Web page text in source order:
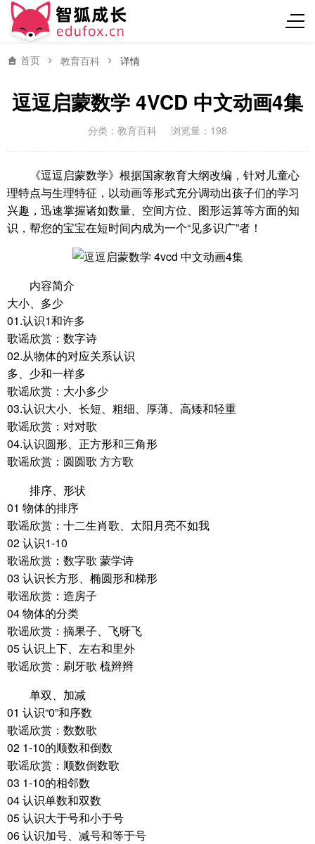
首页 教育百科 详情
逗逗启蒙数学 4VCD 中文动画4集
分类： 教育百科 浏览量：198
《逗逗启蒙数学》根据国家教育大纲改编，针对儿童心
理特点与生理特征，以动画等形式充分调动出孩子们的学习
兴趣，迅速掌握诸如数量、空间方位、图形运算等方面的知
识，帮您的宝宝在短时间内成为一个“见多识广”者！
内容简介
大小、多少
01.认识1和许多
歌谣欣赏：数字诗
02.从物体的对应关系认识
多、少和一样多
歌谣欣赏：大小多少
03.认识大小、长短、粗细、厚薄、高矮和轻重
歌谣欣赏：对对歌
04.认识圆形、正方形和三角形
歌谣欣赏：圆圆歌 方方歌
排序、形状
01 物体的排序
歌谣欣赏：十二生肖歌、太阳月亮不如我
02 认识1-10
歌谣欣赏：数字歌 蒙学诗
03 认识长方形、椭圆形和梯形
歌谣欣赏：造房子
04 物体的分类
歌谣欣赏：摘果子、飞呀飞
05 认识上下、左右和里外
歌谣欣赏：刷牙歌 梳辫辫
单双、加减
01 认识“0”和序数
歌谣欣赏：数数歌
02 1-10的顺数和倒数
歌谣欣赏：顺数倒数歌
03 1-10的相邻数
04 认识单数和双数
05 认识大于号和小于号
06 认识加号、减号和等于号